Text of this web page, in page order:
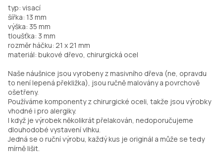
typ: visací
šířka: 13 mm
výška: 35 mm
tloušťka: 3 mm
rozměr háčku: 21 x 21 mm
materiál: bukové dřevo, chirurgická ocel
Naše náušnice jsou vyrobeny z masivního dřeva (ne, opravdu
to není lepená překližka), jsou ručně malovány a povrchově
ošetřeny.
Používáme komponenty z chirurgické oceli, takže jsou výrobky
vhodné i pro alergiky.
I když je výrobek několikrát přelakován, nedoporučujeme
dlouhodobé vystavení vlhku.
Jedná se o ruční výrobu, každý kus je originál a může se tedy
mírně lišit.